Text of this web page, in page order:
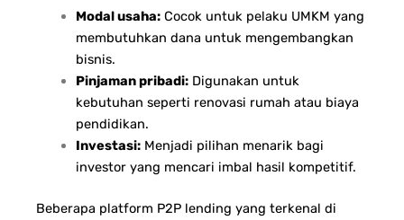
Modal usaha:Cocok untuk pelaku UMKM yang
membutuhkan dana untuk mengembangkan
bisnis.
Pinjaman pribadi:Digunakan untuk
kebutuhan seperti renovasi rumah atau biaya
pendidikan.
Investasi:Menjadi pilihan menarik bagi
investor yang mencari imbal hasil kompetitif.
Beberapa platform P2P lending yang terkenal di